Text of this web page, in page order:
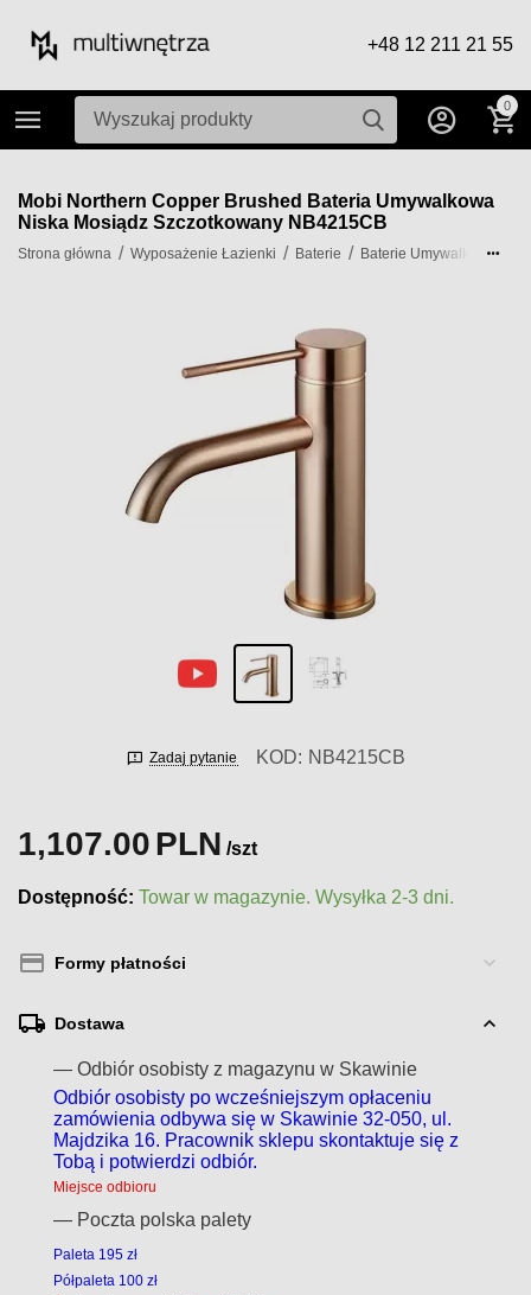
+48 12 211 21 55
0
Mobi Northern Copper Brushed Bateria Umywalkowa
Niska Mosiądz Szczotkowany NB4215CB
Strona główna / Wyposażenie Łazienki / Baterie / Baterie Umywalkowe
Zadaj pytanie KOD: NB4215CB
1,107.00PLN /szt
Dostępność: Towar w magazynie. Wysyłka 2-3 dni.
Formy płatności
Dostawa
— Odbiór osobisty z magazynu w Skawinie
Odbiór osobisty po wcześniejszym opłaceniu
zamówienia odbywa się w Skawinie 32-050, ul.
Majdzika 16. Pracownik sklepu skontaktuje się z
Tobą i potwierdzi odbiór.
Miejsce odbioru
— Poczta polska palety
Paleta 195 zł
Półpaleta 100 zł